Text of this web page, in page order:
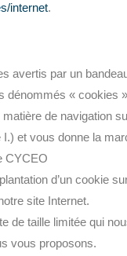
internet.
avertis par un
« cookies
de navigation
et vous donne la
CYCEO
d’un cookie
site Internet.
taille limitée qui
vous proposons.